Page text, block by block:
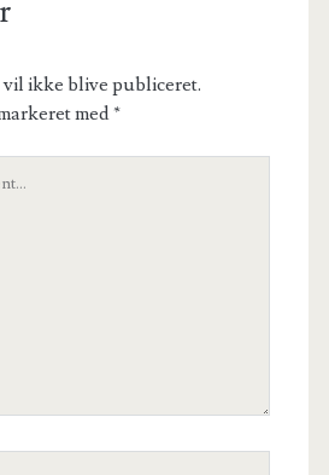
ikke blive publiceret.
med*